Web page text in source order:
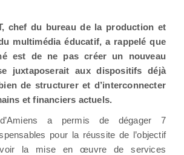
chef du bureau de la production et
multimédia éducatif, a rappelé que
est de ne pas créer un nouveau
juxtaposerait aux dispositifs déjà
de structurer et d’interconnecter
et financiers actuels.
a permis de dégager 7
pour la réussite de l’objectif
la mise en œuvre de services